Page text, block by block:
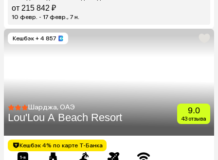
от 215 842 ₽
10 февр. - 17 февр., 7 н.
Кешбэк + 4 857
Шарджа, ОАЭ
Lou'Lou A Beach Resort
9.0
43 отзыва
Кешбэк 4% по карте Т-Банка